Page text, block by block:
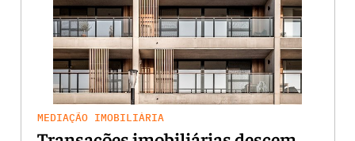
MEDIAÇÃO IMOBILIÁRIA